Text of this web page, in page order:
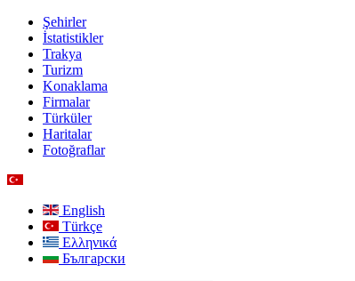
Şehirler
İstatistikler
Trakya
Turizm
Konaklama
Firmalar
Türküler
Haritalar
Fotoğraflar
English
Türkçe
Ελληνικά
Български